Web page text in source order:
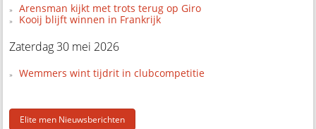
Arensman kijkt met trots terug op Giro
Kooij blijft winnen in Frankrijk
Zaterdag 30 mei 2026
Wemmers wint tijdrit in clubcompetitie
Elite men Nieuwsberichten